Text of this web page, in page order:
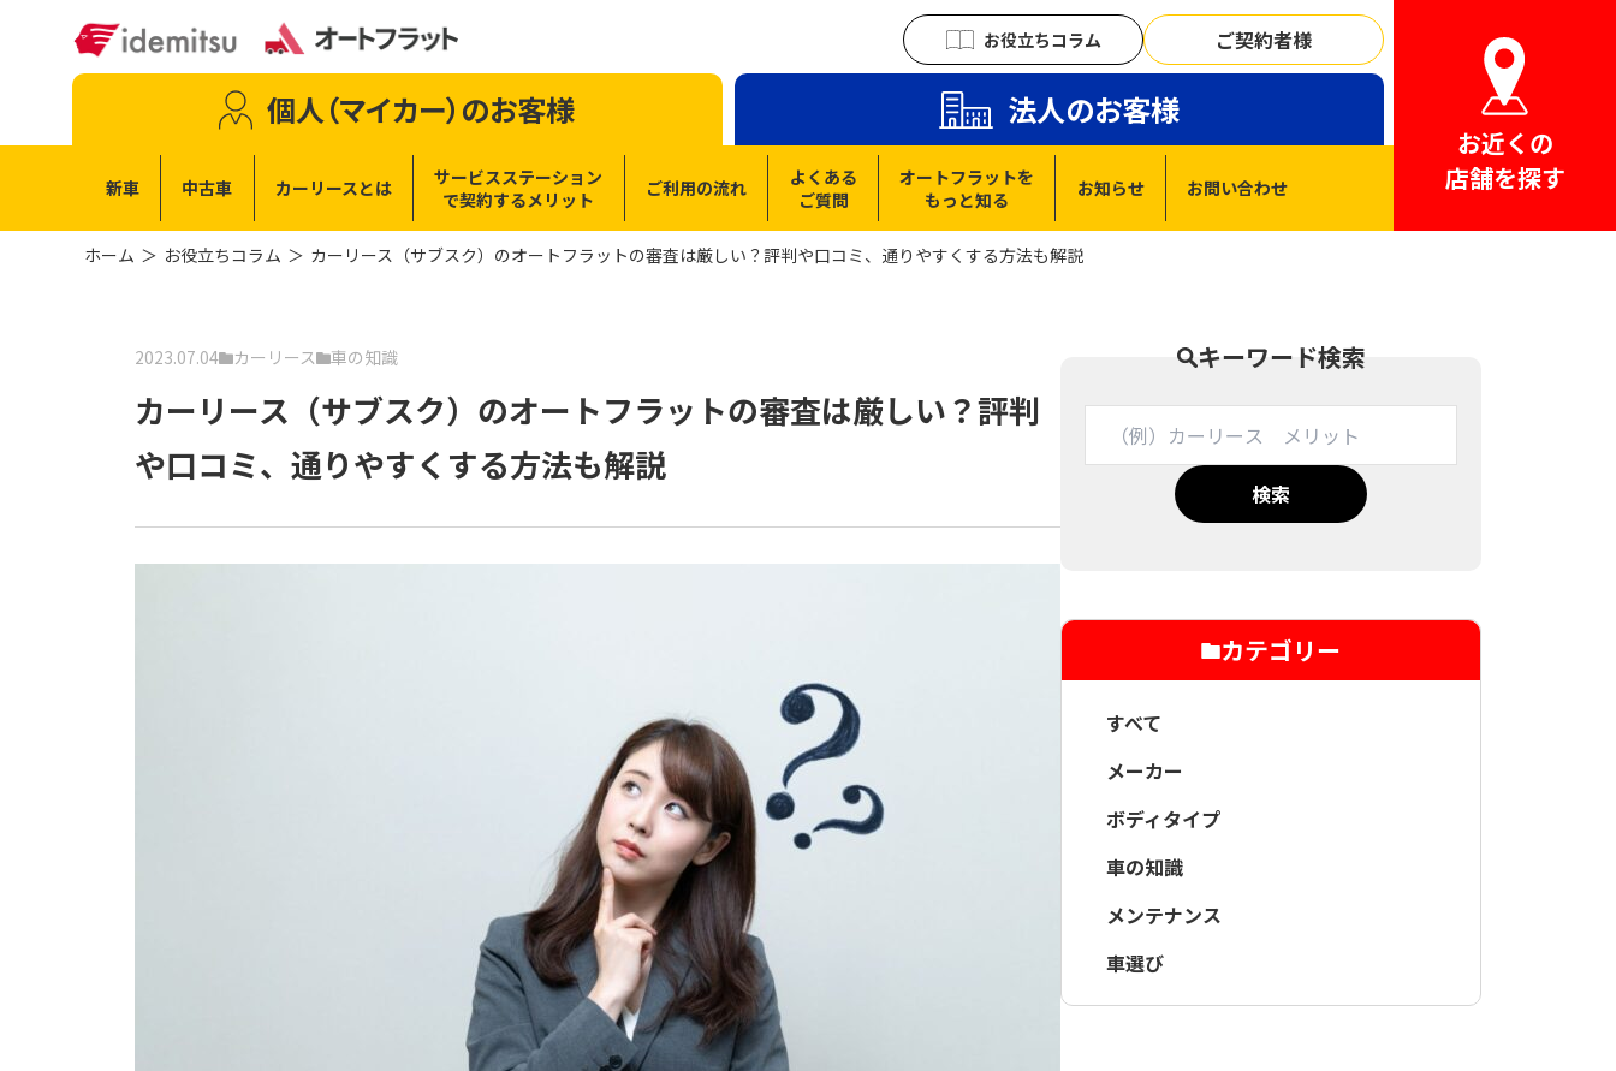
お役立ちコラム ご契約者様
個人（マイカー） のお客様 法人のお客様
新車 中古車 カーリースとは
サービスステーション
で契約するメリット ご利用の流れ
よくある
ご質問
オートフラットを
もっと知る
お知らせ お問い合わせ
お近くの
店舗を探す
ホーム お役立ちコラム カーリース（サブスク）のオートフラットの審査は厳しい？評判や口コミ、通りやすくする方法も解説
2023.07.04 カーリース 車の知識
カーリース（サブスク）のオートフラットの審査は厳しい？評判
や口コミ、通りやすくする方法も解説
キーワード検索
検索
カテゴリー
すべて
メーカー
ボディタイプ
車の知識
メンテナンス
車選び